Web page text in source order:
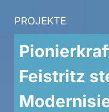
PROJEKTE
Feistritz